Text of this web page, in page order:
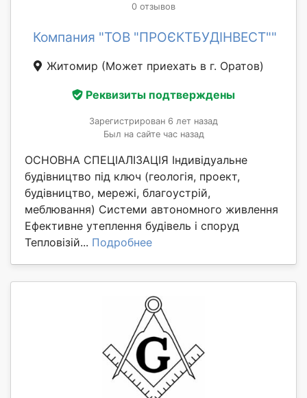
0 отзывов
Компания "ТОВ "ПРОЄКТБУДІНВЕСТ""
Житомир (Может приехать в г. Оратов)
Реквизиты подтверждены
Зарегистрирован 6 лет назад
Был на сайте час назад
ОСНОВНА СПЕЦІАЛІЗАЦІЯ Індивідуальне
будівництво під ключ (геологія, проект,
будівництво, мережі, благоустрій,
меблювання) Системи автономного живлення
Ефективне утеплення будівель і споруд
Тепловізій... Подробнее